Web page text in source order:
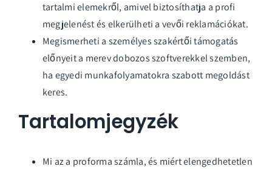
tartalmi elemekről, amivel biztosíthatja a profi
megjelenést és elkerülheti a vevői reklamációkat.
Megismerheti a személyes szakértői támogatás
előnyeit a merev dobozos szoftverekkel szemben,
ha egyedi munkafolyamatokra szabott megoldást
keres.
Tartalomjegyzék
Mi az a proforma számla, és miért elengedhetetlen